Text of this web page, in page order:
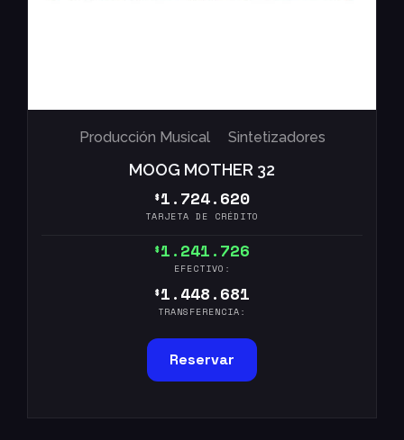
Producción Musical Sintetizadores
MOOG MOTHER 32
$1.724.620
TARJETA DE CRÉDITO
$1.241.726
EFECTIVO:
$1.448.681
TRANSFERENCIA:
Reservar